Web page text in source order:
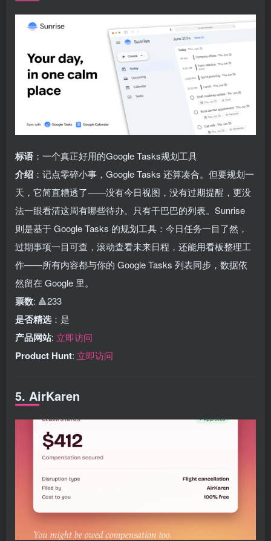
标语 ：一个真正好用的Google Tasks规划工具
介绍 ：记点零碎小事，Google Tasks 还算凑合。但要规划一
天，它简直糟透了——没有今日视图，没有过期提醒，更没
法一眼看清这周有哪些待办。只有干巴巴的列表。Sunrise
则是基于 Google Tasks 的规划工具：今日任务一目了然，
过期事项一目可查，滚动查看未来日程，还能用看板整理工
作——所有内容都与你的 Google Tasks 列表同步，数据依
然留在 Google 里。
票数: 🔺233
是否精选 ：是
产品网站: 立即访问
Product Hunt: 立即访问
5. AirKaren